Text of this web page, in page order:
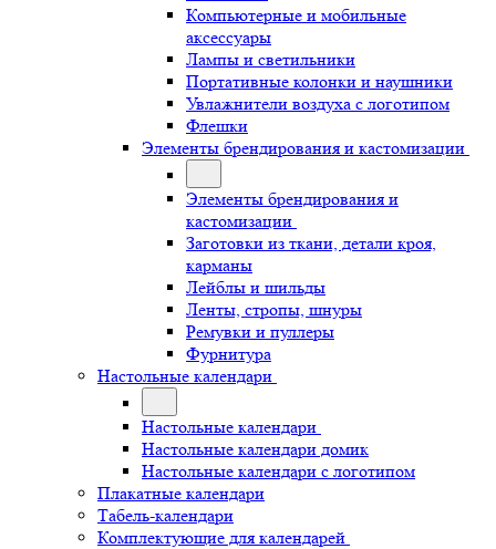
Компьютерные и мобильные
аксессуары
Лампы и светильники
Портативные колонки и наушники
Увлажнители воздуха с логотипом
Флешки
Элементы брендирования и кастомизации
Элементы брендирования и
кастомизации
Заготовки из ткани, детали кроя,
карманы
Лейблы и шильды
Ленты, стропы, шнуры
Ремувки и пуллеры
Фурнитура
Настольные календари
Настольные календари
Настольные календари домик
Настольные календари с логотипом
Плакатные календари
Табель-календари
Комплектующие для календарей